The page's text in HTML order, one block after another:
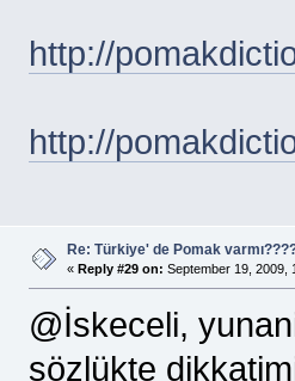
http://
http://
Re: Türkiye' de Pomak
« Reply #29 on: September 19, 2009,
@İskeceli,
sözlükte